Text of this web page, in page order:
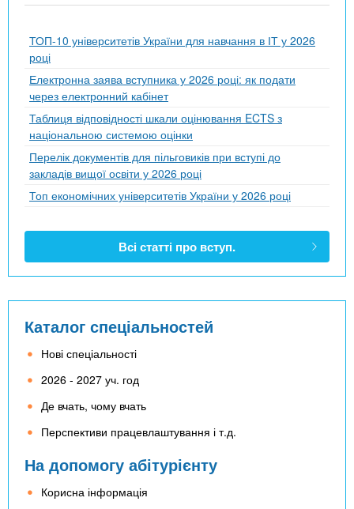
ТОП-10 університетів України для навчання в ІТ у 2026
році
Електронна заява вступника у 2026 році: як подати
через електронний кабінет
Таблиця відповідності шкали оцінювання ECTS з
національною системою оцінки
Перелік документів для пільговиків при вступі до
закладів вищої освіти у 2026 році
Топ економічних університетів України у 2026 році
Всі статті про вступ.
Каталог спеціальностей
Нові спеціальності
2026 - 2027 уч. год
Де вчать, чому вчать
Перспективи працевлаштування і т.д.
На допомогу абітурієнту
Корисна інформація